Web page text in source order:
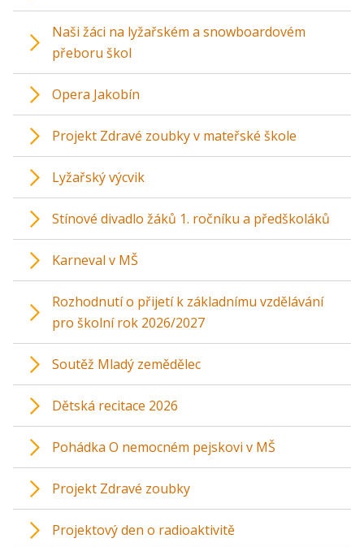
Naši žáci na lyžařském a snowboardovém
přeboru škol
Opera Jakobín
Projekt Zdravé zoubky v mateřské škole
Lyžařský výcvik
Stínové divadlo žáků 1. ročníku a předškoláků
Karneval v MŠ
Rozhodnutí o přijetí k základnímu vzdělávání
pro školní rok 2026/2027
Soutěž Mladý zemědělec
Dětská recitace 2026
Pohádka O nemocném pejskovi v MŠ
Projekt Zdravé zoubky
Projektový den o radioaktivitě